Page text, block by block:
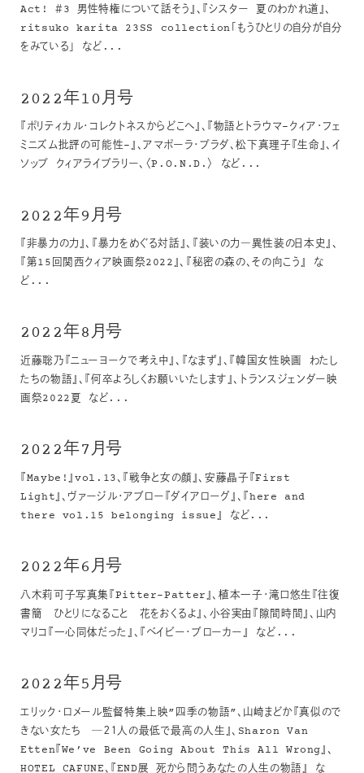
Act! ＃3 男性特権について話そう』、『シスター 夏のわかれ道』、
ritsuko karita 23SS collection「もうひとりの自分が自分
をみている」 など...
2022年10月号
『ポリティカル・コレクトネスからどこへ』、『物語とトラウマ-クィア・フェ
ミニズム批評の可能性-』、アマポーラ・プラダ、松下真理子『生命』、イ
ソップ クィアライブラリー、〈P.O.N.D.〉 など...
2022年9月号
『非暴力の力』、『暴力をめぐる対話』、『装いの力―異性装の日本史』、
『第15回関西クィア映画祭2022』、『秘密の森の、その向こう』 な
ど...
2022年8月号
近藤聡乃『ニューヨークで考え中』、『なまず』、『韓国女性映画 わたし
たちの物語』、『何卒よろしくお願いいたします』、トランスジェンダー映
画祭2022夏 など...
2022年7月号
『Maybe!』vol.13、『戦争と女の顔』、安藤晶子『First
Light』、ヴァージル・アブロー『ダイアローグ』、『here and
there vol.15 belonging issue』 など...
2022年6月号
八木莉可子写真集『Pitter-Patter』、植本一子・滝口悠生『往復
書簡 ひとりになること 花をおくるよ』、小谷実由『隙間時間』、山内
マリコ『一心同体だった』、『ベイビー・ブローカー』 など...
2022年5月号
エリック・ロメール監督特集上映”四季の物語”、山崎まどか『真似ので
きない女たち ─２１人の最低で最高の人生』、Sharon Van
Etten『We’ve Been Going About This All Wrong』、
HOTEL CAFUNE、『END展 死から問うあなたの人生の物語』 な